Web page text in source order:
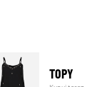
TOPY